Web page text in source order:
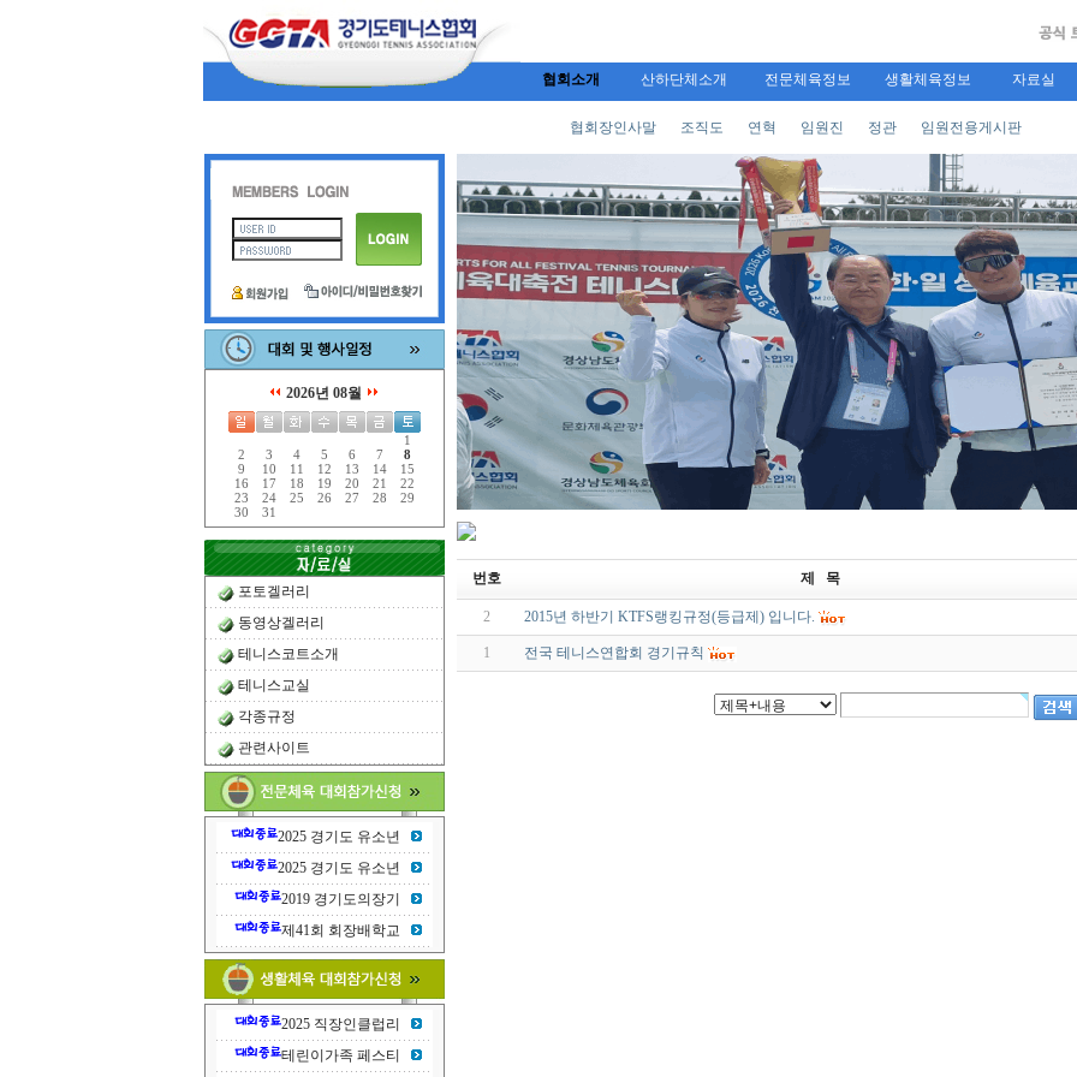
협회소개 산하단체소개 전문체육정보 생활체육정보 자료실
협회장인사말 조직도 연혁 임원진 정관 임원전용게시판
2026년 08월
1
2
3 4 5 6 7
8
9
10 11 12 13 14
15
16
17 18 19 20 21
22
23
24 25 26 27 28
29
30
31
포토겔러리
동영상겔러리
테니스코트소개
테니스교실
각종규정
관련사이트
2025 경기도 유소년
2025 경기도 유소년
2019 경기도의장기
제41회 회장배학교
2025 직장인클럽리
테린이가족 페스티
번호 제 목
2 2015년 하반기 KTFS랭킹규정(등급제) 입니다.
1 전국 테니스연합회 경기규칙